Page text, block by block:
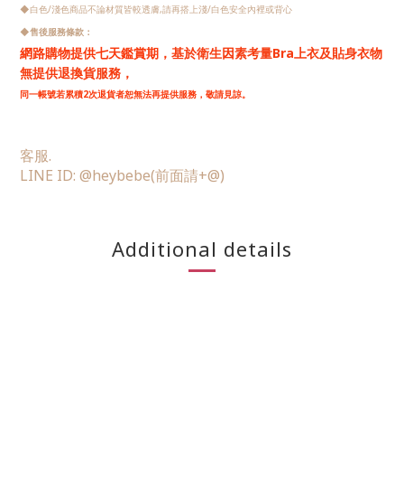
◆白色/淺色商品不論材質皆較透膚,請再搭上淺/白色安全內裡或背心
◆售後服務條款：
網路購物提供七天鑑賞期， 基於衛生因素考量Bra上衣及貼身衣物
無提供退換貨服務，
同一帳號若累積2次退貨者恕無法再提供服務，敬請見諒。
客服.
LINE ID: @heybebe(前面請+@)
Additional details